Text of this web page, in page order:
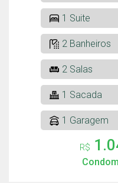
1 Suite
2 Banheiros
2 Salas
1 Sacada
1 Garagem
R$